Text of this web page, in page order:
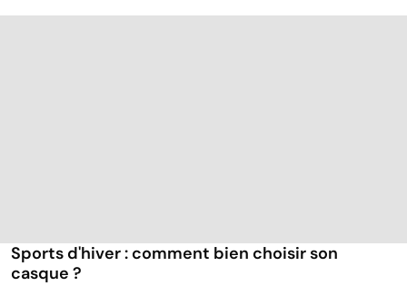
Sports d'hiver : comment bien choisir son
casque ?